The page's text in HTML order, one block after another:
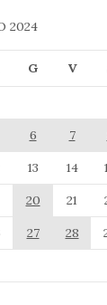
2024
G V
6 7
13 14
20 21
27 28